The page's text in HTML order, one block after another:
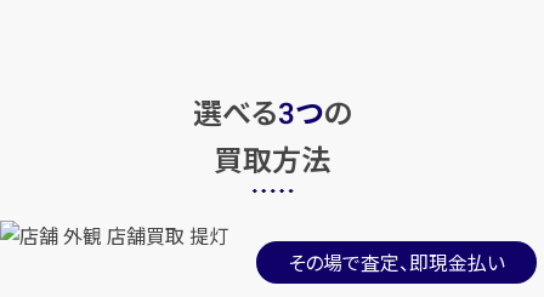
選べる3つの
買取方法
その場で査定、即現金払い